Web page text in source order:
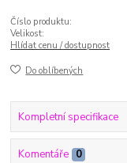
Číslo produktu:
Velikost:
Hlídat cenu / dostupnost
Do oblíbených
Kompletní specifikace
Komentáře 0